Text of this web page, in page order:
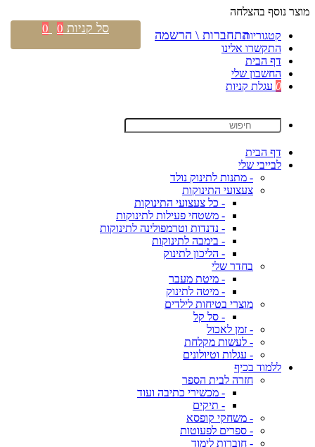
מוצר נוסף בהצלחה
קטגוריות
התקשרו אלינו
דף הבית
החשבון שלי
0 עגלת קניות
דף הבית
לבייבי שלי
- מתנות לתינוק נולד
צעצועי התינוקות
- כל צעצועי התינוקות
- משטחי פעילות לתינוקות
- נדנדות וטרמפולינה לתינוקות
- בימבה לתינוקות
- הליכון לתינוק
בחדר שלי
- מיטת מעבר
- מיטה לתינוק
מוצרי בטיחות לילדים
- סל קל
- זמן לאכול
- לעשות מקלחת
- עגלות וטיולונים
ללמוד בכיף
חזרה לבית הספר
- מכשירי כתיבה ועוד
- תיקים
- משחקי קופסא
- ספרים לפעוטות
- חוברות לימוד
התחברות \ הרשמה סל קניות 0
0